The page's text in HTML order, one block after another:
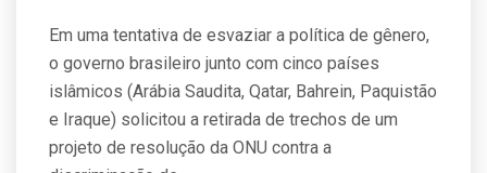
Em uma tentativa de esvaziar a política de gênero,
o governo brasileiro junto com cinco países
islâmicos (Arábia Saudita, Qatar, Bahrein, Paquistão
e Iraque) solicitou a retirada de trechos de um
projeto de resolução da ONU contra a